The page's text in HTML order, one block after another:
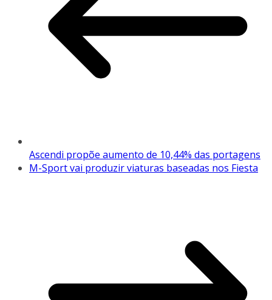
Ascendi propõe aumento de 10,44% das portagens
M-Sport vai produzir viaturas baseadas nos Fiesta